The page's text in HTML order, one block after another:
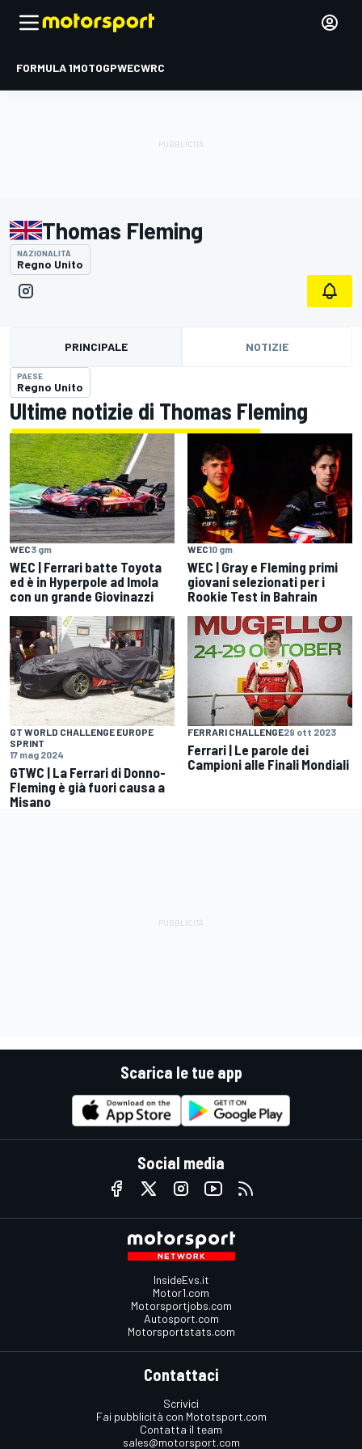
FORMULA 1MOTOGPWECWRC
Thomas Fleming
NAZIONALITÀ
Regno Unito
PRINCIPALE NOTIZIE
PAESE
Regno Unito
Ultime notizie di Thomas Fleming
WEC3 gm
WEC | Ferrari batte Toyota
ed è in Hyperpole ad Imola
con un grande Giovinazzi
WEC10 gm
WEC | Gray e Fleming primi
giovani selezionati per i
Rookie Test in Bahrain
GT WORLD CHALLENGE EUROPE
SPRINT
17 mag 2024
GTWC | La Ferrari di Donno-
Fleming è già fuori causa a
Misano
FERRARI CHALLENGE29 ott 2023
Ferrari | Le parole dei
Campioni alle Finali Mondiali
Scarica le tue app
Social media
InsideEvs.it
Motor1.com
Motorsportjobs.com
Autosport.com
Motorsportstats.com
Contattaci
Scrivici
Fai pubblicità con Mototsport.com
Contatta il team
sales@motorsport.com